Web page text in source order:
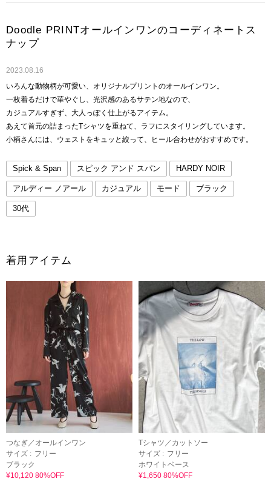
Doodle PRINTオールインワンのコーディネートス
ナップ
2023.08.16
いろんな動物柄が可愛い、オリジナルプリントのオールインワン。
一枚着るだけで華やぐし、光沢感のあるサテン地なので、
カジュアルすぎず、大人っぽく仕上がるアイテム。
あえて首元の詰まったTシャツを重ねて、ラフにスタイリングしています。
小柄さんには、ウェストをキュッと絞って、ヒール合わせがおすすめです。
Spick & Span スピック アンド スパン HARDY NOIR
アルディー ノアール カジュアル モード ブラック
30代
着用アイテム
つなぎ／オールインワン
サイズ : フリー
ブラック
¥10,120 80%OFF
Tシャツ／カットソー
サイズ : フリー
ホワイトベース
¥1,650 80%OFF